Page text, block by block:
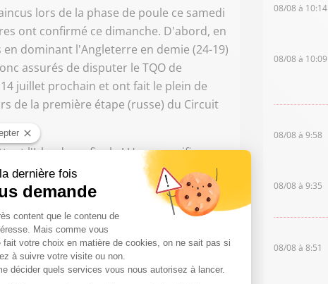
lors de la phase de poule ce samedi
ont confirmé ce dimanche. D'abord, en
dominant l'Angleterre en demie (24-19)
assurés de disputer le TQO de
juillet prochain et ont fait le plein de
de la première étape (russe) du Circuit
l'Irlande en finale ! Une magnifique
de Colomiers (13-14 juillet) !
08/08 à 10:14
08/08 à 10:09
08/08 à 9:58
08/08 à 9:35
08/08 à 8:51